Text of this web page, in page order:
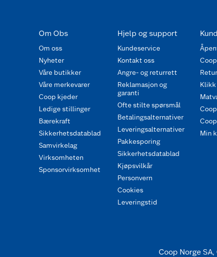
Om Obs
Om oss
Nyheter
Våre butikker
Våre merkevarer
Coop kjeder
Ledige stillinger
Bærekraft
Sikkerhetsdatablad
Samvirkelag
Virksomheten
Sponsorvirksomhet
Hjelp og support
Kundeservice
Kontakt oss
Angre- og returrett
Reklamasjon og
garanti
Ofte stilte spørsmål
Betalingsalternativer
Leveringsalternativer
Pakkesporing
Sikkerhetsdatablad
Kjøpsvilkår
Personvern
Cookies
Leveringstid
Klikk
Min
Coop Norge